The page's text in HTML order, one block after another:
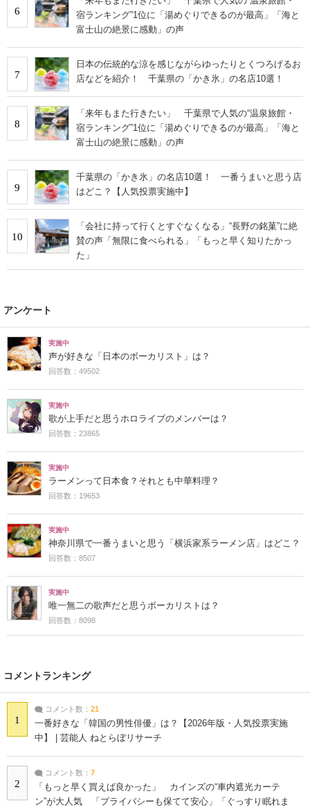
6
宿ランキング”1位に「湯めぐりできるのが最高」「海と
富士山の絶景に感動」の声
7
日本の伝統的な涼を感じながらゆったりとくつろげるお
店などを紹介！ 千葉県の「かき氷」の名店10選！
8
「来年もまた行きたい」 千葉県で人気の“温泉旅館・
宿ランキング”1位に「湯めぐりできるのが最高」「海と
富士山の絶景に感動」の声
9
千葉県の「かき氷」の名店10選！ 一番うまいと思う店
はどこ？【人気投票実施中】
10
「会社に持って行くとすぐなくなる」“長野の銘菓”に絶
賛の声「無限に食べられる」「もっと早く知りたかっ
た」
アンケート
実施中
声が好きな「日本のボーカリスト」は？
回答数：49502
実施中
歌が上手だと思うホロライブのメンバーは？
回答数：23865
実施中
ラーメンって日本食？それとも中華料理？
回答数：19653
実施中
神奈川県で一番うまいと思う「横浜家系ラーメン店」はどこ？
回答数：8507
実施中
唯一無二の歌声だと思うボーカリストは？
回答数：8098
コメントランキング
1
コメント数： 21
一番好きな「韓国の男性俳優」は？【2026年版・人気投票実施
中】 | 芸能人 ねとらぼリサーチ
2
コメント数： 7
「もっと早く買えば良かった」 カインズの“車内遮光カーテ
ン”が大人気 「プライバシーも保てて安心」「ぐっすり眠れま